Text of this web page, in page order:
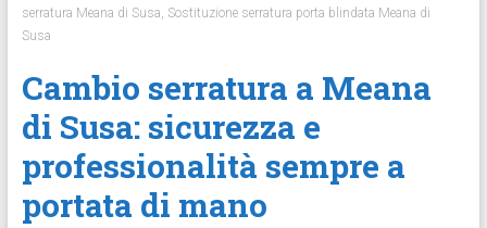
serratura Meana di Susa, Sostituzione serratura porta blindata Meana di
Susa
Cambio serratura a Meana
di Susa: sicurezza e
professionalità sempre a
portata di mano